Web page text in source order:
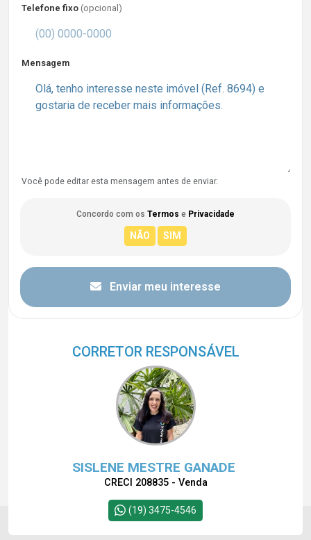
Telefone fixo (opcional)
Mensagem
Você pode editar esta mensagem antes de enviar.
Concordo com os Termos e Privacidade
Enviar meu interesse
CORRETOR RESPONSÁVEL
SISLENE MESTRE GANADE
CRECI 208835 - Venda
(19) 3475-4546